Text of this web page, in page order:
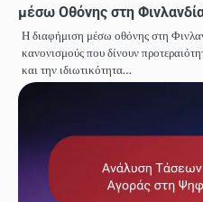
μέσω Οθόνης στη
Η διαφήμιση μέσω οθόνης στη
κανονισμούς που δίνουν
και την ιδιωτικότητα…